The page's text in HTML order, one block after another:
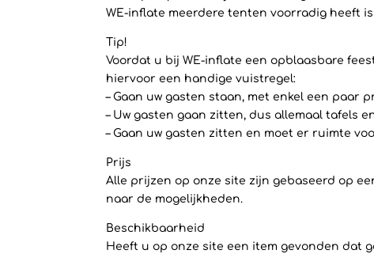
WE-inflate meerdere tenten voorradig heeft
Tip!
Voordat u bij WE-inflate een opblaasbare
hiervoor een handige vuistregel:
– Gaan uw gasten staan, met enkel een paar
– Uw gasten gaan zitten, dus allemaal tafels
– Gaan uw gasten zitten en moet er ruimte
Prijs
Alle prijzen op onze site zijn gebaseerd op
naar de mogelijkheden.
Beschikbaarheid
Heeft u op onze site een item gevonden dat